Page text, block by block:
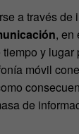
a través de
, en
y
móvil
de